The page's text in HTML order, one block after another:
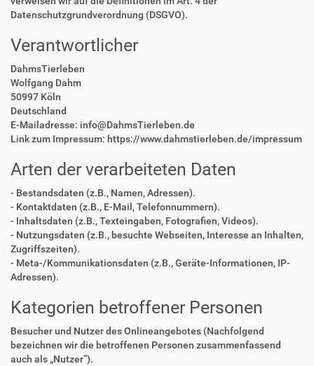
Datenschutzgrundverordnung (DSGVO).
Verantwortlicher
DahmsTierleben
Wolfgang Dahm
50997 Köln
Deutschland
E-Mailadresse: info@DahmsTierleben.de
Link zum Impressum: https://www.dahmstierleben.de/impressum
Arten der verarbeiteten Daten
- Bestandsdaten (z.B., Namen, Adressen).
- Kontaktdaten (z.B., E-Mail, Telefonnummern).
- Inhaltsdaten (z.B., Texteingaben, Fotografien, Videos).
- Nutzungsdaten (z.B., besuchte Webseiten, Interesse an Inhalten,
Zugriffszeiten).
- Meta-/Kommunikationsdaten (z.B., Geräte-Informationen, IP-
Adressen).
Kategorien betroffener Personen
Besucher und Nutzer des Onlineangebotes (Nachfolgend
bezeichnen wir die betroffenen Personen zusammenfassend
auch als „Nutzer“).